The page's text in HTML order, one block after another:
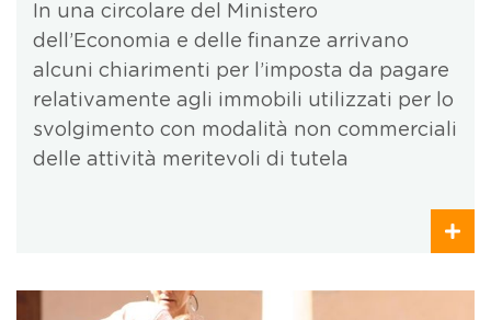
In una circolare del Ministero
dell’Economia e delle finanze arrivano
alcuni chiarimenti per l’imposta da pagare
relativamente agli immobili utilizzati per lo
svolgimento con modalità non commerciali
delle attività meritevoli di tutela